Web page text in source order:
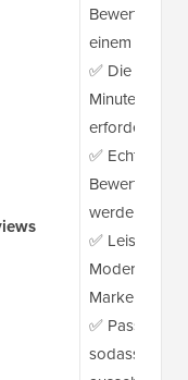
einem Ort
✅ Die
Minuten –
erforderlich
✅ Echtzeit-
werden
✅
✅ Passt sich
sodass